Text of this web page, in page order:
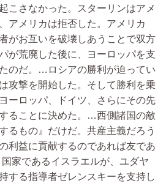
こさなかった。スターリンはアメ
アメリカは拒否した。アメリカ
がお互いを破壊しあうことで双方
が荒廃した後に、ヨーロッパを支
のだ。…ロシアの勝利が迫ってい
攻撃を開始した。そして勝利を乗
ーロッパ、ドイツ、さらにその先
ることに決めた。…西側諸国の敵
るもの』だけだ。共産主義だろう
利益に貢献するのであれば友であ
家であるイスラエルが、ユダヤ
する指導者ゼレンスキーを支持し